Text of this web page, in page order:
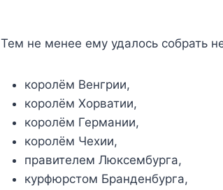
Тем не менее ему удалось собрать
королём Венгрии,
королём Хорватии,
королём Германии,
королём Чехии,
правителем Люксембурга,
курфюрстом Бранденбурга,